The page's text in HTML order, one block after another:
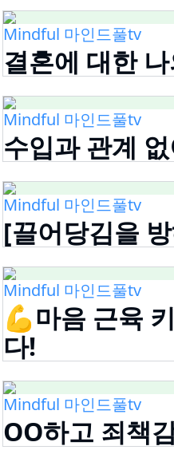
Mindful 마인드풀tv
결혼에 대한
Mindful 마인드풀tv
수입과 관계
Mindful 마인드풀tv
[끌어당김을
Mindful 마인드풀tv
💪마음 근육
다!
Mindful 마인드풀tv
OO하고